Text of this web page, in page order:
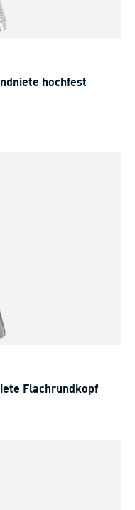
hochfest
Flachrundkopf